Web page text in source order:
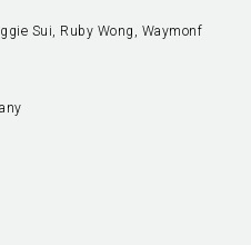
Sui, Ruby Wong, Waymonf